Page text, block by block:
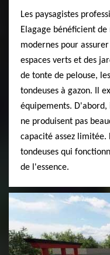
Les paysagistes
Elagage bénéficient
modernes pour
espaces verts et des
de tonte de pelouse,
tondeuses à gazon. Il
équipements. D'abord,
ne produisent pas
capacité assez limitée.
tondeuses qui
de l'essence.